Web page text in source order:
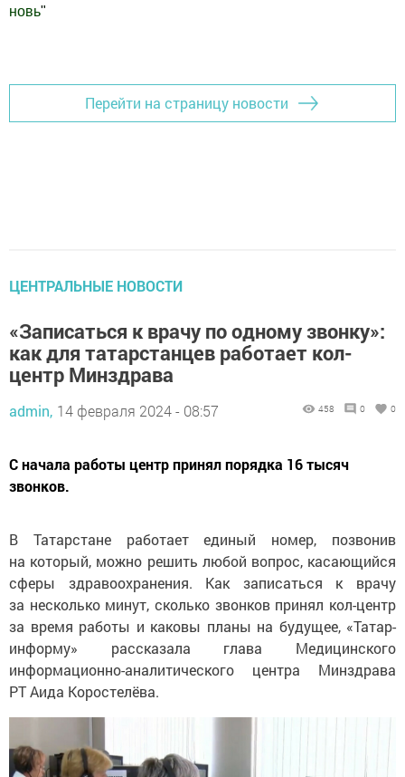
новь"
Перейти на страницу новости
ЦЕНТРАЛЬНЫЕ НОВОСТИ
«Записаться к врачу по одному звонку»:
как для татарстанцев работает кол-
центр Минздрава
admin, 14 февраля 2024 - 08:57 458 0 0
С начала работы центр принял порядка 16 тысяч
звонков.
В Татарстане работает единый номер, позвонив
на который, можно решить любой вопрос, касающийся
сферы здравоохранения. Как записаться к врачу
за несколько минут, сколько звонков принял кол-центр
за время работы и каковы планы на будущее, «Татар-
информу» рассказала глава Медицинского
информационно-аналитического центра Минздрава
РТ Аида Коростелёва.